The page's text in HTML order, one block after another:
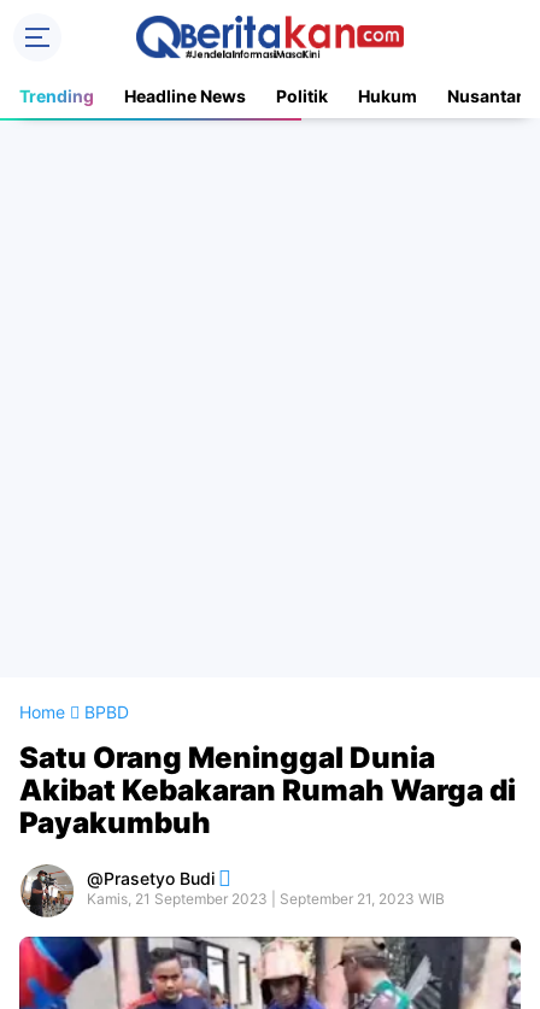
Trending Headline News Politik Hukum Nusantara
Home BPBD
Satu Orang Meninggal Dunia
Akibat Kebakaran Rumah Warga di
Payakumbuh
Prasetyo Budi
Kamis, 21 September 2023 | September 21, 2023 WIB